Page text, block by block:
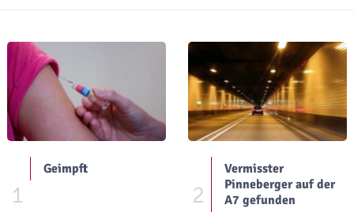
1
Geimpft
2
Vermisster
Pinneberger auf der
A7 gefunden